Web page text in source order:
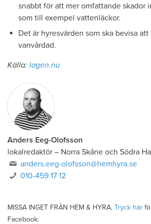
snabbt för att mer omfattande skador
som till exempel vattenläckor.
Det är hyresvärden som ska bevisa
vanvårdad.
Källa: lagen.nu
Anders Eeg-Olofsson
lokalredaktör – Norra Skåne och Södra
anders.eeg-olofsson@hemhyra.se
010-459 17 12
MISSA INGET FRÅN HEM & HYRA. Tryck här
Facebook.